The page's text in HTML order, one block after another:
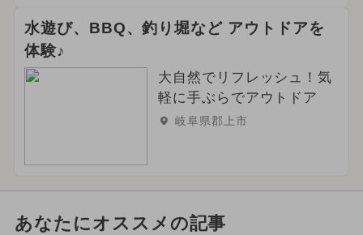
水遊び、BBQ、釣り堀など アウトドアを
体験♪
大自然でリフレッシュ！気
軽に手ぶらでアウトドア
岐阜県郡上市
あなたにオススメの記事